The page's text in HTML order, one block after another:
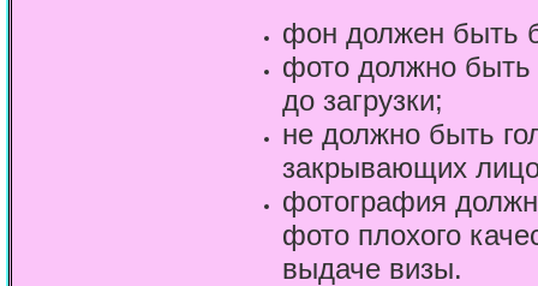
фон должен быть
фото должно
до загрузки;
не должно быть
закрывающих
фотография
фото плохого
выдаче визы.